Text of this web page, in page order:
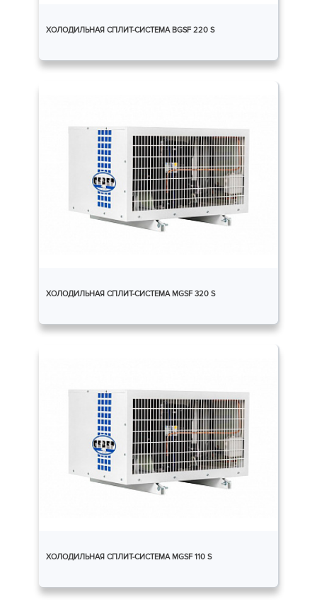
ХОЛОДИЛЬНАЯ СПЛИТ-СИСТЕМА BGSF 220 S
ХОЛОДИЛЬНАЯ СПЛИТ-СИСТЕМА MGSF 320 S
ХОЛОДИЛЬНАЯ СПЛИТ-СИСТЕМА MGSF 110 S